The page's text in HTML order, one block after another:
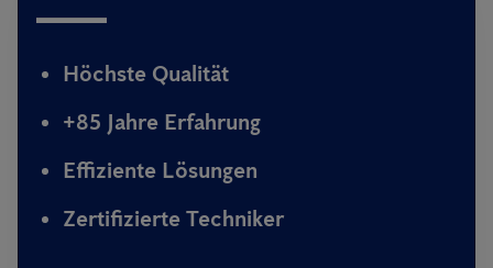
Höchste Qualität
+85 Jahre Erfahrung
Effiziente Lösungen
Zertifizierte Techniker